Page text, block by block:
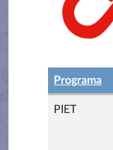
Programa
PIET